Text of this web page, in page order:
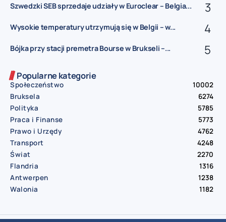
Szwedzki SEB sprzedaje udziały w Euroclear – Belgia...
Wysokie temperatury utrzymują się w Belgii – w...
Bójka przy stacji premetra Bourse w Brukseli –...
Popularne kategorie
Społeczeństwo
10002
Bruksela
6274
Polityka
5785
Praca i Finanse
5773
Prawo i Urzędy
4762
Transport
4248
Świat
2270
Flandria
1316
Antwerpen
1238
Walonia
1182